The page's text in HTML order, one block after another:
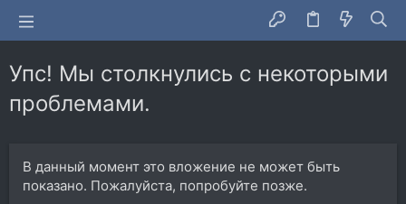
Упс! Мы столкнулись с некоторыми
проблемами.
В данный момент это вложение не может быть
показано. Пожалуйста, попробуйте позже.